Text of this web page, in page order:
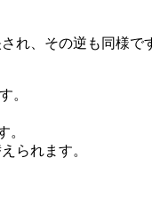
れ、その逆も同様で
。
。
られます。